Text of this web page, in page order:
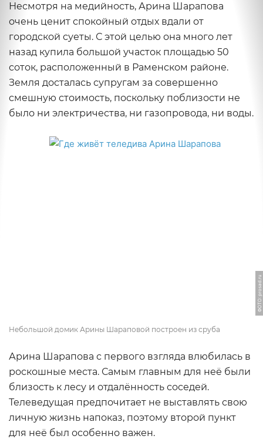
Несмотря на медийность, Арина Шарапова
очень ценит спокойный отдых вдали от
городской суеты. С этой целью она много лет
назад купила большой участок площадью 50
соток, расположенный в Раменском районе.
Земля досталась супругам за совершенно
смешную стоимость, поскольку поблизости не
было ни электричества, ни газопровода, ни воды.
ФОТО: prosad.ru
Небольшой домик Арины Шараповой построен из сруба
Арина Шарапова с первого взгляда влюбилась в
роскошные места. Самым главным для неё были
близость к лесу и отдалённость соседей.
Телеведущая предпочитает не выставлять свою
личную жизнь напоказ, поэтому второй пункт
для неё был особенно важен.